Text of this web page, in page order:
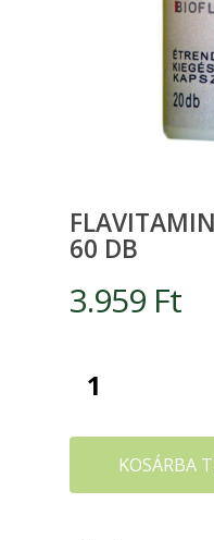
60 DB
3.959 Ft
KOSÁRBA